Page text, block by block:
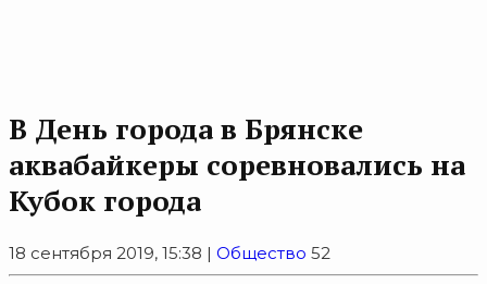
В День города в Брянске
аквабайкеры соревновались на
Кубок города
18 сентября 2019, 15:38 | Общество 52